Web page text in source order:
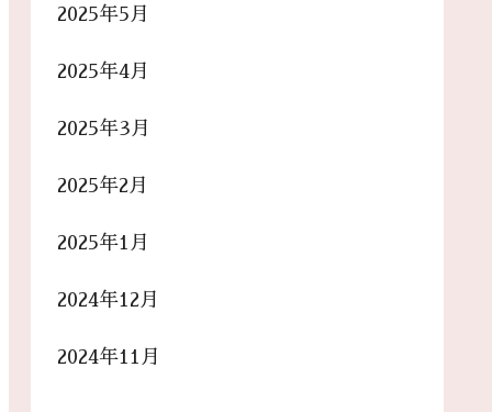
2025年5月
2025年4月
2025年3月
2025年2月
2025年1月
2024年12月
2024年11月